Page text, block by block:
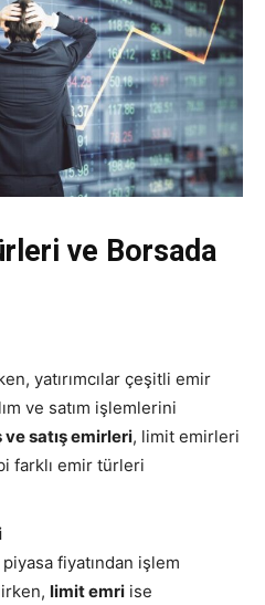
ve Borsada
yatırımcılar çeşitli emir
ve satım işlemlerini
ve satış emirleri, limit emirleri
farklı emir türleri
fiyatından işlem
limit emri ise